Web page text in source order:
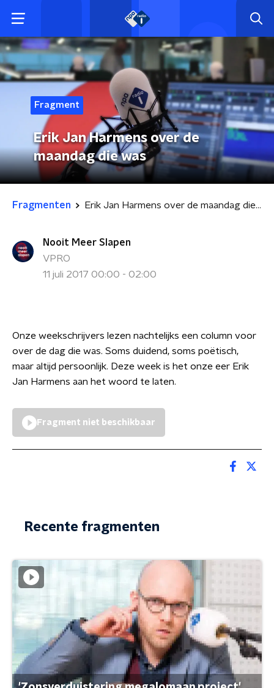
Fragment
Erik Jan Harmens over de
maandag die was
Fragmenten Erik Jan Harmens over de maandag die was
Nooit Meer Slapen
VPRO
11 juli 2017 00:00 - 02:00
Onze weekschrijvers lezen nachtelijks een column voor
over de dag die was. Soms duidend, soms poëtisch,
maar altijd persoonlijk. Deze week is het onze eer Erik
Jan Harmens aan het woord te laten.
Fragment niet beschikbaar
Recente fragmenten